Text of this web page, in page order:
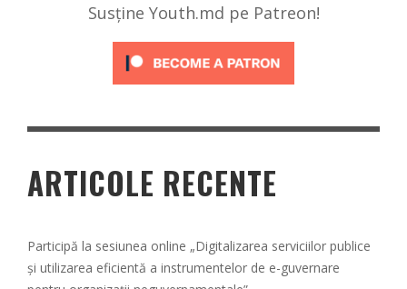
Susține Youth.md pe Patreon!
ARTICOLE RECENTE
Participă la sesiunea online „Digitalizarea serviciilor publice
și utilizarea eficientă a instrumentelor de e-guvernare